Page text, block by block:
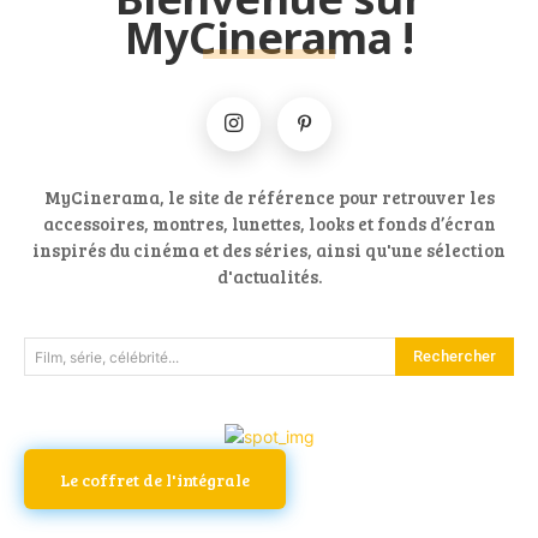
MyCinerama !
MyCinerama, le site de référence pour retrouver les
accessoires, montres, lunettes, looks et fonds d’écran
inspirés du cinéma et des séries, ainsi qu'une sélection
d'actualités.
Film, série, célébrité... Rechercher
Le coffret de l'intégrale